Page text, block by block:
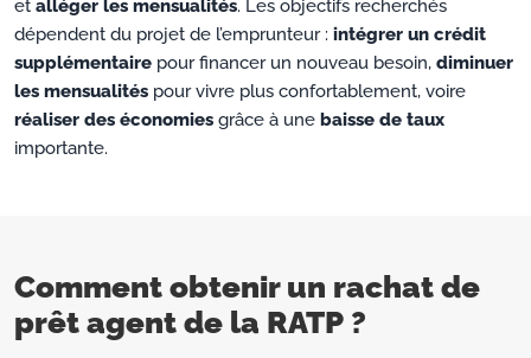
et alléger les mensualités. Les objectifs recherchés
dépendent du projet de l’emprunteur : intégrer un crédit
supplémentaire pour financer un nouveau besoin, diminuer
les mensualités pour vivre plus confortablement, voire
réaliser des économies grâce à une baisse de taux
importante.
Comment obtenir un rachat de
prêt agent de la RATP ?